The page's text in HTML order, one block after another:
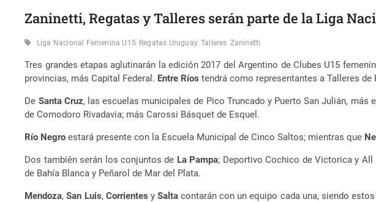
Zaninetti, Regatas y Talleres serán parte de la Liga
Liga Nacional Femenina U15 Regatas Uruguay Talleres Zaninetti
Tres grandes etapas aglutinarán la edición 2017 del Argentino de Clubes U15
provincias, más Capital Federal. Entre Ríos tendrá como representantes a Talleres de
De Santa Cruz, las escuelas municipales de Pico Truncado y Puerto San Julián, más
de Comodoro Rivadavia; más Carossi Básquet de Esquel.
Río Negro estará presente con la Escuela Municipal de Cinco Saltos; mientras que
Dos también serán los conjuntos de La Pampa; Deportivo Cochico de Victorica y All
de Bahía Blanca y Peñarol de Mar del Plata.
Mendoza,San Luis, Corrientes y Saltacontarán con un equipo cada una, siendo